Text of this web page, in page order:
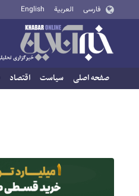
فارسی العربية English
صفحه اصلی سیاست اقتصاد